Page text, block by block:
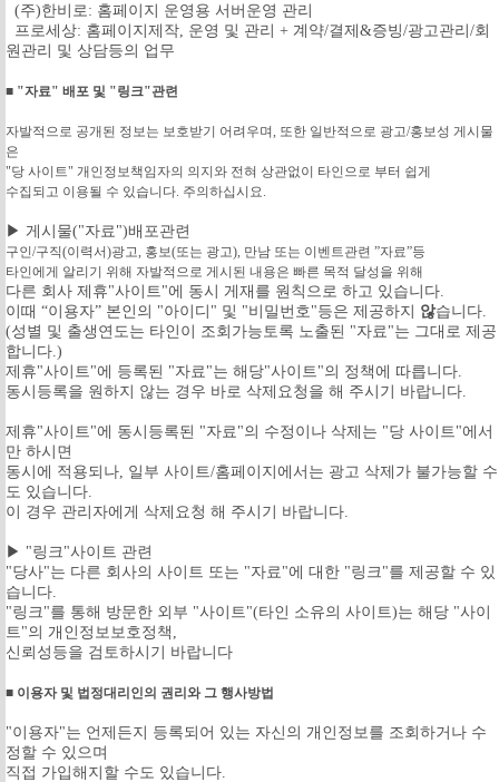
(주)한비로: 홈페이지 운영용 서버운영 관리
프로세상: 홈페이지제작, 운영 및 관리 + 계약/결제&증빙/광고관리/회
원관리 및 상담등의 업무
■ "자료" 배포 및 "링크"관련
자발적으로 공개된 정보는 보호받기 어려우며, 또한 일반적으로 광고/홍보성 게시물
은
"당 사이트" 개인정보책임자의 의지와 전혀 상관없이 타인으로 부터 쉽게
수집되고 이용될 수 있습니다. 주의하십시요.
▶ 게시물("자료")배포관련
구인/구직(이력서)광고, 홍보(또는 광고), 만남 또는 이벤트관련 ”자료”등
타인에게 알리기 위해 자발적으로 게시된 내용은 빠른 목적 달성을 위해
다른 회사 제휴"사이트"에 동시 게재를 원칙으로 하고 있습니다.
이때 “이용자” 본인의 "아이디" 및 "비밀번호"등은 제공하지 않습니다.
(성별 및 출생연도는 타인이 조회가능토록 노출된 "자료"는 그대로 제공
합니다.)
제휴"사이트"에 등록된 "자료"는 해당"사이트"의 정책에 따릅니다.
동시등록을 원하지 않는 경우 바로 삭제요청을 해 주시기 바랍니다.
제휴"사이트"에 동시등록된 "자료"의 수정이나 삭제는 "당 사이트"에서
만 하시면
동시에 적용되나, 일부 사이트/홈페이지에서는 광고 삭제가 불가능할 수
도 있습니다.
이 경우 관리자에게 삭제요청 해 주시기 바랍니다.
▶ "링크"사이트 관련
"당사"는 다른 회사의 사이트 또는 "자료"에 대한 "링크"를 제공할 수 있
습니다.
"링크"를 통해 방문한 외부 "사이트"(타인 소유의 사이트)는 해당 "사이
트"의 개인정보보호정책,
신뢰성등을 검토하시기 바랍니다
■ 이용자 및 법정대리인의 권리와 그 행사방법
"이용자"는 언제든지 등록되어 있는 자신의 개인정보를 조회하거나 수
정할 수 있으며
직접 가입해지할 수도 있습니다.